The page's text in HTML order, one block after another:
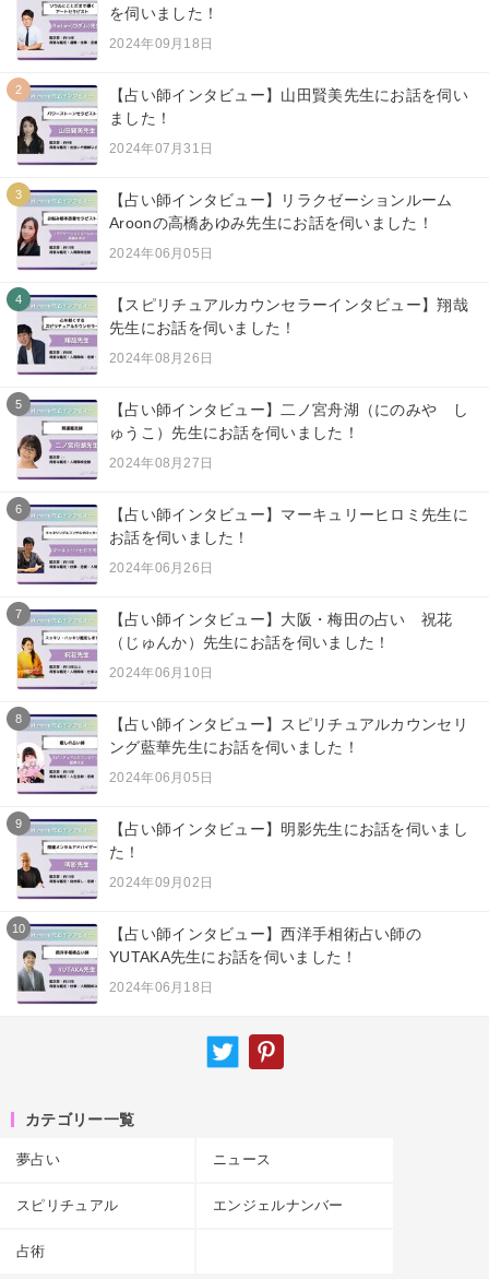
を伺いました！
2024年09月18日
2
【占い師インタビュー】山田賢美先生にお話を伺い
ました！
2024年07月31日
3
【占い師インタビュー】リラクゼーションルーム
Aroonの高橋あゆみ先生にお話を伺いました！
2024年06月05日
4
【スピリチュアルカウンセラーインタビュー】翔哉
先生にお話を伺いました！
2024年08月26日
5
【占い師インタビュー】二ノ宮舟湖（にのみや し
ゅうこ）先生にお話を伺いました！
2024年08月27日
6
【占い師インタビュー】マーキュリーヒロミ先生に
お話を伺いました！
2024年06月26日
7
【占い師インタビュー】大阪・梅田の占い 祝花
（じゅんか）先生にお話を伺いました！
2024年06月10日
8
【占い師インタビュー】スピリチュアルカウンセリ
ング藍華先生にお話を伺いました！
2024年06月05日
9
【占い師インタビュー】明影先生にお話を伺いまし
た！
2024年09月02日
10
【占い師インタビュー】西洋手相術占い師の
YUTAKA先生にお話を伺いました！
2024年06月18日
カテゴリー一覧
夢占い ニュース
スピリチュアル エンジェルナンバー
占術